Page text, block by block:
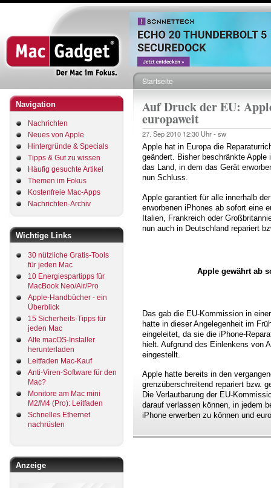
Direkt
zum
Inhalt
Navigation
Nachrichten
Neues von Apple
Hintergründe & Specials
Tipps & Gut zu wissen
Häufig gesuchte Artikel
Themen im Fokus
Kostenfreie Mac-Apps
Nachrichten-Archiv
Wichtige Links
30 nützliche Gratis-Tools
für jeden Mac
10 Energiespartipps für
MacBook Neo/Air/Pro
Apple-Handbücher - ein
Überblick
15 Sicherheits-Tipps für
jeden Mac
Alte macOS-Installer
herunterladen
Leitfaden Mac-Kauf
Anti-Viren-Software für den
Mac?
Monitore am Mac mini
M2/M4 (Pro): Leitfaden
Schnelles Ethernet
nachrüsten
Anzeige
Pfadnavigation
Startseite
Auf Druck der EU:
europaweit
27. Sep 2010 12:30 Uhr - sw
Apple hat in Europa die
geändert. Bisher beschränkte Apple
das Land, in dem das Gerät
nun Schluss.
Apple garantiert für alle innerhalb
erworbenen iPhones ab sofort eine
Italien, Frankreich oder
nun auch in Deutschland repariert
Apple gewährt ab
Das gab die EU-Kommission in
hatte in dieser Angelegenheit im
eingeleitet, da sie die iPhone-
hielt. Aufgrund des Einlenkens von
eingestellt.
Apple hatte bereits in den
grenzüberschreitend repariert bzw.
Die Verlautbarung der EU-
darauf verlassen können, in jedem
iPhone erwerben zu können und